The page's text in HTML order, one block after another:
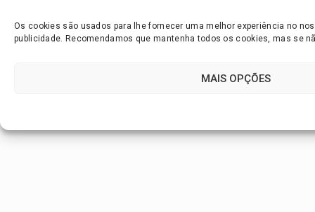
Os cookies são usados para lhe fornecer uma melhor experiência no
publicidade. Recomendamos que mantenha todos os cookies, mas se
MAIS OPÇÕES